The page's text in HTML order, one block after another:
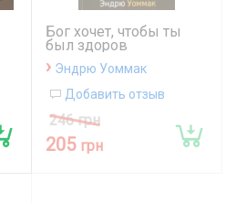
Бог хочет, чтобы ты
был здоров
› Эндрю Уоммак
Добавить отзыв
246 грн
205 грн